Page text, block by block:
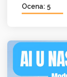
Ocena: 5